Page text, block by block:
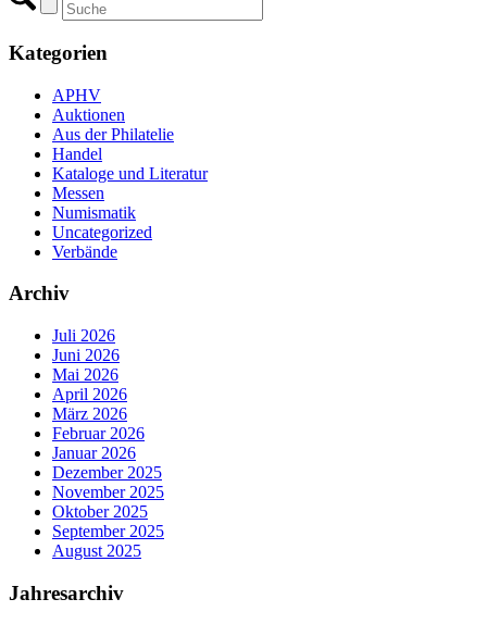
Kategorien
APHV
Auktionen
Aus der Philatelie
Handel
Kataloge und Literatur
Messen
Numismatik
Uncategorized
Verbände
Archiv
Juli 2026
Juni 2026
Mai 2026
April 2026
März 2026
Februar 2026
Januar 2026
Dezember 2025
November 2025
Oktober 2025
September 2025
August 2025
Jahresarchiv